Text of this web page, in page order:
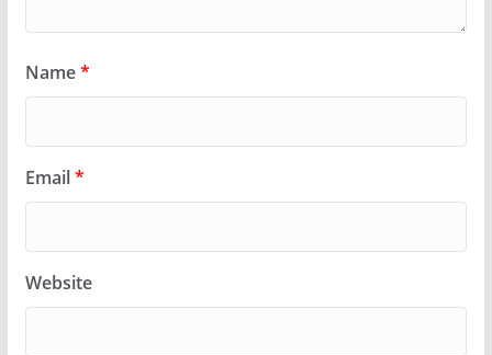
Name*
Email*
Website